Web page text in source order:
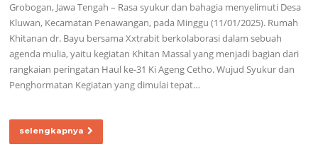
Grobogan, Jawa Tengah – Rasa syukur dan bahagia menyelimuti Desa
Kluwan, Kecamatan Penawangan, pada Minggu (11/01/2025). Rumah
Khitanan dr. Bayu bersama Xxtrabit berkolaborasi dalam sebuah
agenda mulia, yaitu kegiatan Khitan Massal yang menjadi bagian dari
rangkaian peringatan Haul ke-31 Ki Ageng Cetho. Wujud Syukur dan
Penghormatan Kegiatan yang dimulai tepat…
selengkapnya